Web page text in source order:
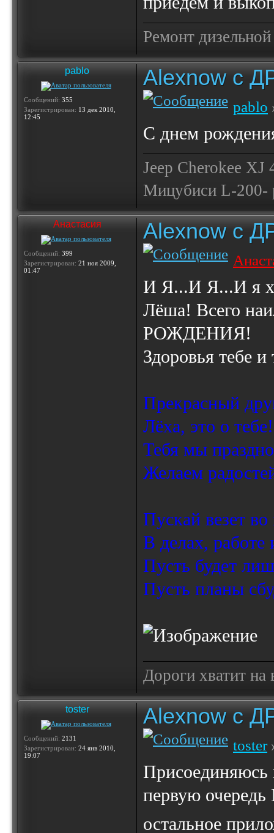
Ремонт
pablo
Сообщений: 355
Зарегистрирован: 13 дек 2010,
12:45
Alexnow c
pablo
С днем
Jeep Cherokee
Мицубиси L-200-
Анастасия
Сообщений: 399
Зарегистрирован: 21 ноя 2009,
01:47
Alexnow c
И Я...И Я...И я
Лёша! Всего
РОЖДЕНИЯ!
Здоровья тебе
Прекрасный
Лёха, это о тебе!
Тебя мы
Желаем
Пускай везет во
В делах,
Пусть будет
Пусть планы
Дороги хватит на
toster
Сообщений: 2131
Зарегистрирован: 24 янв 2010,
19:07
Alexnow c
toster
Присоединяюсь
первую
остальное